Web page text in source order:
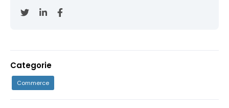
Categorie
Commerce